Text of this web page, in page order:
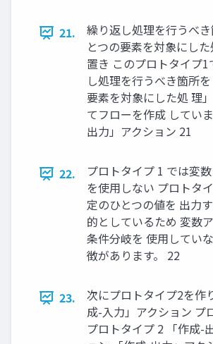
21.
繰り返し処理を行うべ
とつの要素を対象にし
置き このプロトタイプ
し処理を行うべき箇所
要素を対象にした処 理
てフローを作成 してい
出力」アクション 21
22.
プロトタイプ 1 では変
を使用しない プロトタ
定のひとつの値を 出力
的としているため 変数
条件分岐を 使用してい
徴があります。 22
23.
次にプロトタイプ2を作
成-入力」アクション プ
プロトタイプ 2 「作成-